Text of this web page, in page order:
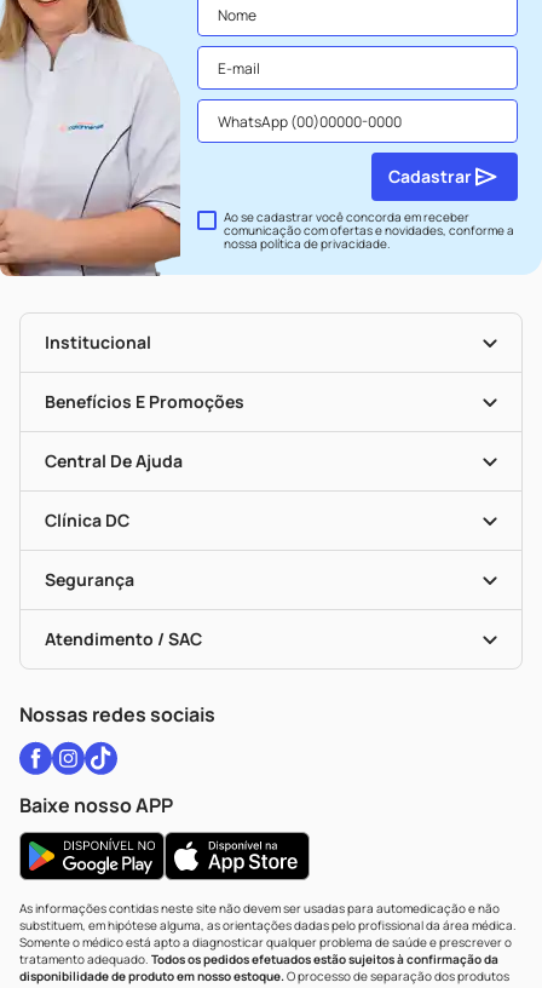
Ao se cadastrar você concorda em receber
comunicação com ofertas e novidades, conforme a
nossapolítica de privacidade.
Cadastrar
Institucional
Nossas Lojas
Seja Uma Loja Parceira
Mapa De Categorias
Benefícios E Promoções
Convênios
Programa Popular Do Brasil
Encarte De Ofertas
Dermaclub
Cupons E Ofertas
Black Friday
Central De Ajuda
Recompra Programada
Alomed
Formas De Pagamento
Troca E Devolução
Bulas De A A Z
Políticas De Marketplace
Clínica DC
Serviços Farmacêuticos
Testes Rápidos
Autoteste Covid-19
Vacinas
Segurança
Portal Da Privacidade
Atendimento / SAC
Nossas redes sociais
Baixe nosso APP
As informações contidas neste site não devem ser usadas para automedicação e não
substituem, em hipótese alguma, as orientações dadas pelo profissional da área médica.
Somente o médico está apto a diagnosticar qualquer problema de saúde e prescrever o
tratamento adequado. Todos os pedidos efetuados estão sujeitos à confirmação da
disponibilidade de produto em nosso estoque.O processo de separação dos produtos